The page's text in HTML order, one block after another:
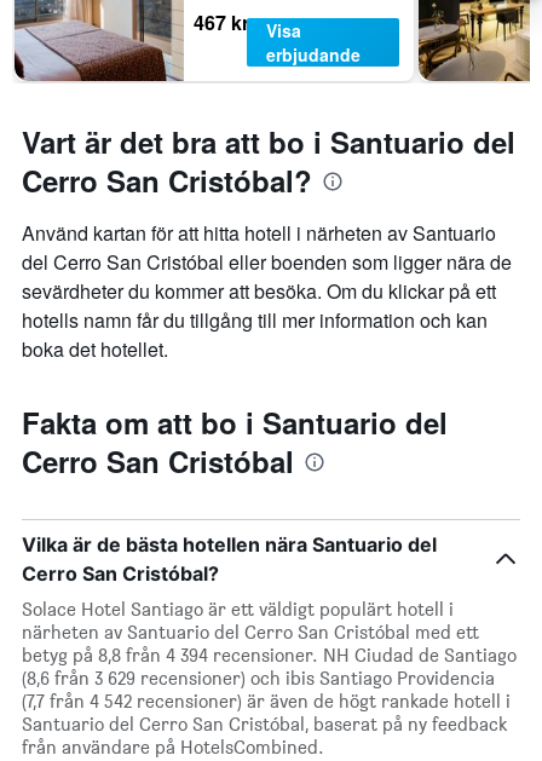
467 kr
Visa
erbjudande
Vart är det bra att bo i Santuario del
Cerro San Cristóbal?
Använd kartan för att hitta hotell i närheten av Santuario
del Cerro San Cristóbal eller boenden som ligger nära de
sevärdheter du kommer att besöka. Om du klickar på ett
hotells namn får du tillgång till mer information och kan
boka det hotellet.
Fakta om att bo i Santuario del
Cerro San Cristóbal
Vilka är de bästa hotellen nära Santuario del
Cerro San Cristóbal?
Solace Hotel Santiago är ett väldigt populärt hotell i
närheten av Santuario del Cerro San Cristóbal med ett
betyg på 8,8 från 4 394 recensioner. NH Ciudad de Santiago
(8,6 från 3 629 recensioner) och ibis Santiago Providencia
(7,7 från 4 542 recensioner) är även de högt rankade hotell i
Santuario del Cerro San Cristóbal, baserat på ny feedback
från användare på HotelsCombined.